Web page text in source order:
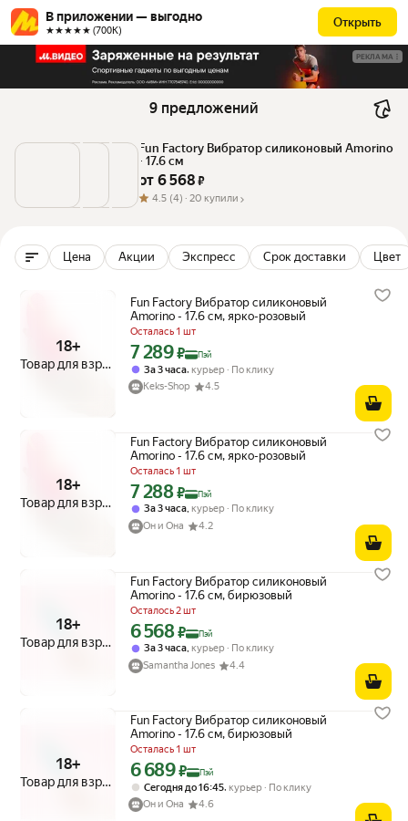
В приложении — выгодно
★★★★★ (700К)
Открыть
РЕКЛАМА
9 предложений
Fun Factory Вибратор силиконовый Amorino
- 17.6 см
от 6 568 ₽
4.5 (4) · 20 купили
Цена Акции Экспресс Срок доставки Цвет
18+
Товар для взрослых
Fun Factory Вибратор силиконовый
Amorino - 17.6 см, ярко-розовый
Осталась 1 шт
Цена с картой Яндекс Пэй 7289 ₽ вместо
7 289₽ Пэй
За 3 часа, курьер
По клику
Keks-Shop
4.5
18+
Товар для взрослых
Fun Factory Вибратор силиконовый
Amorino - 17.6 см, ярко-розовый
Осталась 1 шт
Цена с картой Яндекс Пэй 7288 ₽ вместо
7 288₽ Пэй
За 3 часа, курьер
По клику
Он и Она
4.2
18+
Товар для взрослых
Fun Factory Вибратор силиконовый
Amorino - 17.6 см, бирюзовый
Осталось 2 шт
Цена с картой Яндекс Пэй 6568 ₽ вместо
6 568₽ Пэй
За 3 часа курьер
По клику
Samantha Jones
4.4
18+
Товар для взрослых
Fun Factory Вибратор силиконовый
Amorino - 17.6 см, бирюзовый
Осталась 1 шт
Цена с картой Яндекс Пэй 6689 ₽ вместо
6 689₽ Пэй
Сегодня до 16:45, курьер
По клику
Он и Она
4.6